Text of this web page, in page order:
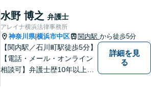
いただくことが、より良い解
決への第一歩です。法律問題
でお困りの方は、ぜひご相談
ください。
水野 博之 弁護士
アレイナ横浜法律事務所
神奈川県|横浜市中区 関内駅 から徒歩5分
【関内駅／石川町駅徒歩5分】
【電話・メール・オンライン
相談可】弁護士歴10年以上！
詳細を見
る